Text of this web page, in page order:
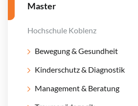
Master
Hochschule Koblenz
Bewegung & Gesundheit
Kinderschutz & Diagnostik
Management & Beratung